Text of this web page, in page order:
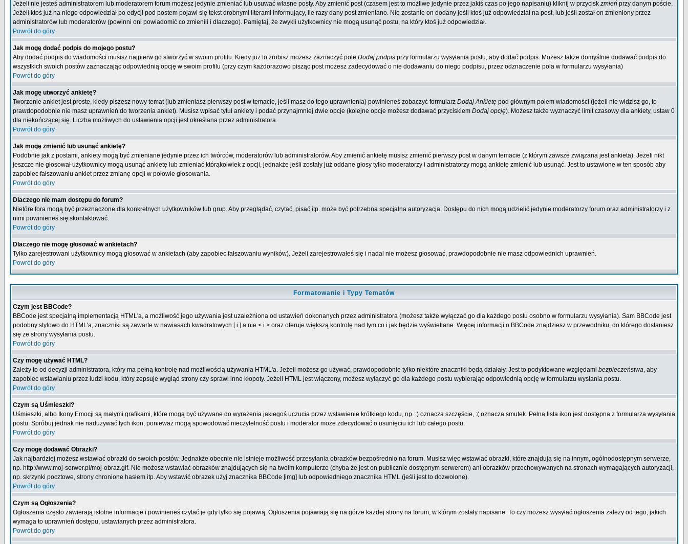
Jeżeli nie jesteś administratorem lub moderatorem forum możesz jedynie zmieniać lub usuwać własne posty. Aby zmienić post (czasem jest to możliwe jedynie przez jakiś czas po jego napisaniu) kliknij w przycisk zmień przy danym poście.
Jeżeli ktoś już na niego odpowiedział po edycji pod postem pojawi się tekst drobnymi literami informujący, ile razy dany post zmieniano. Nie zostanie on dodany jeśli ktoś już odpowiedział na post, lub jeśli został on zmieniony przez
administratorów lub moderatorów (powinni oni powiadomić co zmienili i dlaczego). Pamiętaj, że zwykli użytkownicy nie mogą usunąć postu, na który ktoś już odpowiedział.
Powrót do góry
Jak mogę dodać podpis do mojego postu?
Aby dodać podpis do wiadomości musisz najpierw go stworzyć w swoim profilu. Kiedy już to zrobisz możesz zaznaczyć pole Dodaj podpis przy formularzu wysyłania postu, aby dodać podpis. Możesz także domyślnie dodawać podpis do
wszystkich swoich postów zaznaczając odpowiednią opcję w swoim profilu (przy czym każdorazowo pisząc post możesz zadecydować o nie dodawaniu do niego podpisu, przez odznaczenie pola w formularzu wysyłania)
Powrót do góry
Jak mogę utworzyć ankietę?
Tworzenie ankiet jest proste, kiedy piszesz nowy temat (lub zmieniasz pierwszy post w temacie, jeśli masz do tego uprawnienia) powinieneś zobaczyć formularz Dodaj Ankietę pod głównym polem wiadomości (jeżeli nie widzisz go, to
prawdopodobnie nie masz uprawnień do tworzenia ankiet). Musisz wpisać tytuł ankiety i podać przynajmniej dwie opcje (kolejne opcje możesz dodawać przyciskiem Dodaj opcję). Możesz także wyznaczyć limit czasowy dla ankiety, ustaw 0
dla niekończącej się. Liczba możliwych do ustawienia opcji jest określana przez administratora.
Powrót do góry
Jak mogę zmienić lub usunąć ankietę?
Podobnie jak z postami, ankiety mogą być zmieniane jedynie przez ich twórców, moderatorów lub administratorów. Aby zmienić ankietę musisz zmienić pierwszy post w danym temacie (z którym zawsze związana jest ankieta). Jeżeli nikt
jeszcze nie głosował użytkownicy mogą usunąć ankietę lub zmieniać którąkolwiek z opcji, jednakże jeśli zostały już oddane głosy tylko moderatorzy i administratorzy mogą ankietę zmienić lub usunąć. Jest to ustawione w ten sposób aby
zapobiec fałszowaniu ankiet przez zmianę opcji w połowie głosowania.
Powrót do góry
Dlaczego nie mam dostępu do forum?
Nietóre fora mogą być przeznaczone dla konkretnych użytkowników lub grup. Aby przeglądać, czytać, pisać itp. może być potrzebna specjalna autoryzacja. Dostępu do nich mogą udzielić jedynie moderatorzy forum oraz administratorzy i z
nimi powinieneś się skontaktować.
Powrót do góry
Dlaczego nie mogę głosować w ankietach?
Tylko zarejestrowani użytkownicy mogą głosować w ankietach (aby zapobiec fałszowaniu wyników). Jeżeli zarejestrowałeś się i nadal nie możesz głosować, prawdopodobnie nie masz odpowiednich uprawnień.
Powrót do góry
Formatowanie i Typy Tematów
Czym jest BBCode?
BBCode jest specjalną implementacją HTML'a, a możliwość jego używania jest uzależniona od ustawień dokonanych przez administratora (możesz także wyłączać go dla każdego postu osobno w formularzu wysyłania). Sam BBCode jest
podobny stylowo do HTML'a, znaczniki są zawarte w nawiasach kwadratowych [ i ] a nie < i > oraz oferuje większą kontrolę nad tym co i jak będzie wyświetlane. Więcej informacji o BBCode znajdziesz w przewodniku, do którego dostaniesz
się ze strony wysyłania postu.
Powrót do góry
Czy mogę używać HTML?
Zależy to od decyzji administratora, który ma pełną kontrolę nad możliwością używania HTML'a. Jeżeli możesz go używać, prawdopodobnie tylko niektóre znaczniki będą działały. Jest to podyktowane względami bezpieczeństwa, aby
zapobiec wstawianiu przez ludzi kodu, który zepsuje wygląd strony czy sprawi inne kłopoty. Jeżeli HTML jest włączony, możesz wyłączyć go dla każdego postu wybierając odpowiednią opcję w formularzu wysłania postu.
Powrót do góry
Czym są Uśmieszki?
Uśmieszki, albo Ikony Emocji są małymi grafikami, które mogą być używane do wyrażenia jakiegoś uczucia przez wstawienie krótkiego kodu, np. :) oznacza szczęście, :( oznacza smutek. Pełna lista ikon jest dostępna z formularza wysyłania
postu. Spróbuj jednak nie nadużywać tych ikon, ponieważ mogą spowodować nieczytelność postu i moderator może zdecydować o usunięciu ich lub całego postu.
Powrót do góry
Czy mogę dodawać Obrazki?
Jak najbardziej możesz wstawiać obrazki do swoich postów. Jednakże obecnie nie istnieje możliwość przesyłania obrazków bezpośrednio na forum. Musisz więc wstawiać obrazki, które znajdują się na innym, ogólnodostępnym serwerze,
np. http://www.moj-serwer.pl/moj-obraz.gif. Nie możesz wstawiać obrazków znajdujących się na twoim komputerze (chyba że jest on publicznie dostępnym serwerem) ani obrazków przechowywanych na stronach wymagających autoryzacji,
np. skrzynki pocztowe, strony chronione hasłem itp. Aby wstawić obrazek użyj znacznika BBCode [img] lub odpowiedniego znacznika HTML (jeśli jest to dozwolone).
Powrót do góry
Czym są Ogłoszenia?
Ogłoszenia często zawierają istotne informacje i powinieneś czytać je gdy tylko się pojawią. Ogłoszenia pojawiają się na górze każdej strony na forum, w którym zostały napisane. To czy możesz wysyłać ogłoszenia zależy od tego, jakich
wymaga to uprawnień dostępu, ustawianych przez administratora.
Powrót do góry